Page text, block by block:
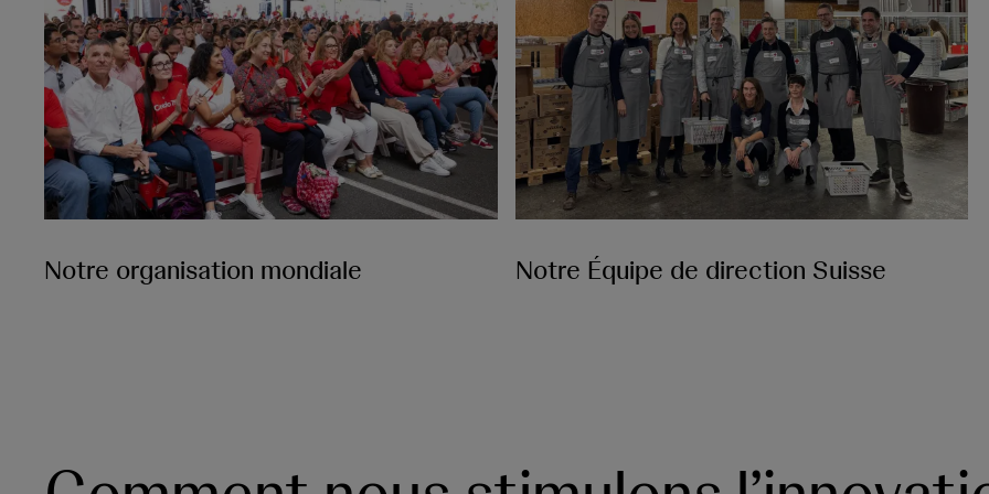
Notre organisation mondiale Notre Équipe de direction Suisse